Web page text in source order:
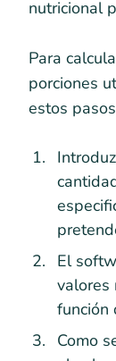
nutricional
Para
porciones
estos
El
valores
función
Como